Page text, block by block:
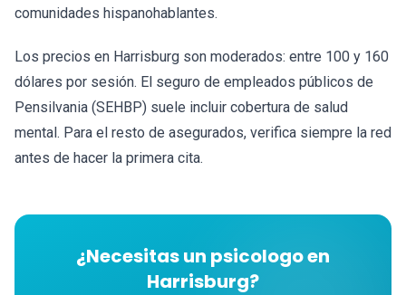
comunidades hispanohablantes.
Los precios en Harrisburg son moderados: entre 100 y 160
dólares por sesión. El seguro de empleados públicos de
Pensilvania (SEHBP) suele incluir cobertura de salud
mental. Para el resto de asegurados, verifica siempre la red
antes de hacer la primera cita.
¿Necesitas un psicologo en
Harrisburg?